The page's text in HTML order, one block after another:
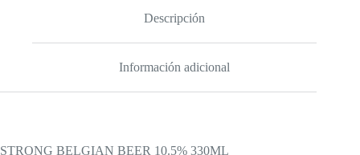
Descripción
Información adicional
STRONG BELGIAN BEER 10.5% 330ML